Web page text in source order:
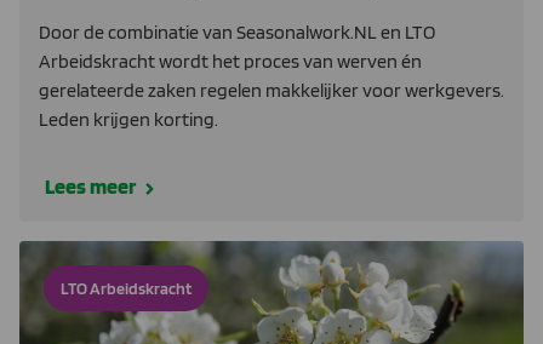
Door de combinatie van Seasonalwork.NL en LTO
Arbeidskracht wordt het proces van werven én
gerelateerde zaken regelen makkelijker voor werkgevers.
Leden krijgen korting.
Lees meer
LTO Arbeidskracht